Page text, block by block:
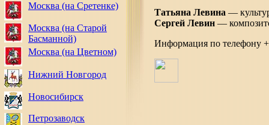
Москва (на Сретенке)
Москва (на Старой
Басманной)
Москва (на Цветном)
Нижний Новгород
Новосибирск
Петрозаводск
Татьяна Левина —
Сергей Левин —
Информация по телефону